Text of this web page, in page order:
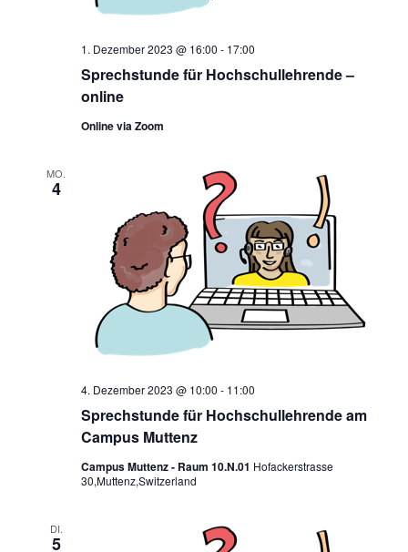
Sprechstunde für Hochschullehrende –
online
1. Dezember 2023 @ 16:00 - 17:00
Online via Zoom
MO.
4
Sprechstunde für Hochschullehrende am
Campus Muttenz
4. Dezember 2023 @ 10:00 - 11:00
Campus Muttenz - Raum 10.N.01 Hofackerstrasse
30,Muttenz,Switzerland
DI.
5